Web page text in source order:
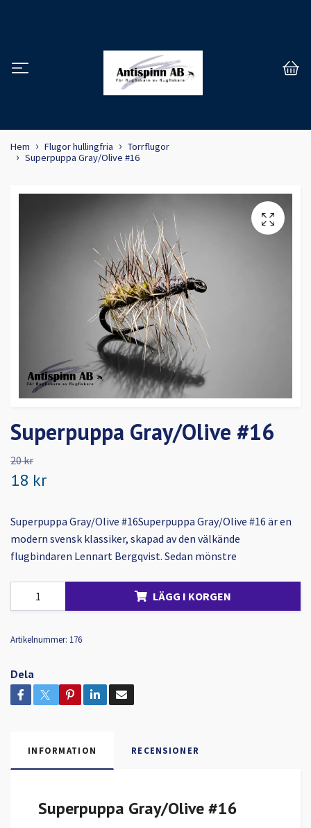
Hem Flugor hullingfria
Torrflugor
Superpuppa Gray/Olive #16
Superpuppa Gray/Olive #16
20 kr
18 kr
Superpuppa Gray/Olive #16Superpuppa Gray/Olive #16 är en
modern svensk klassiker, skapad av den välkände
flugbindaren Lennart Bergqvist. Sedan mönstre
LÄGG I KORGEN
Artikelnummer: 176
Dela
INFORMATION RECENSIONER
Superpuppa Gray/Olive #16